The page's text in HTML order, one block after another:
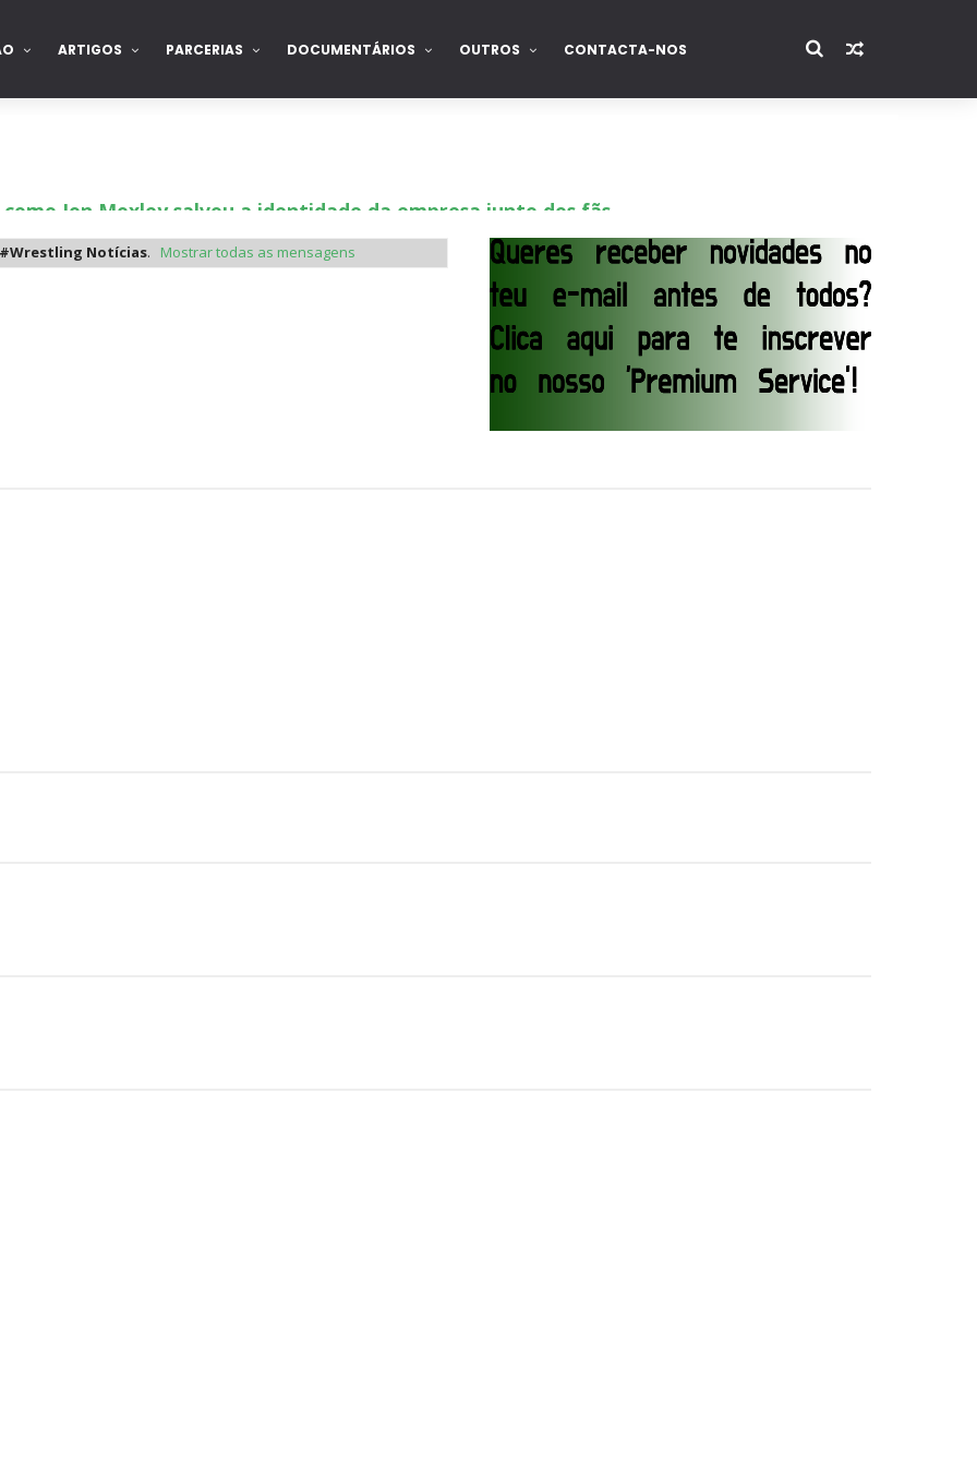
ARTIGOS PARCERIAS DOCUMENTÁRIOS OUTROS CONTACTA-NOS
Jon Moxley salvou a identidade da empresa junto dos fãs
perto de interromper combate de Brie Bella após lesão grave no ombro
All In
no México revelado
propostas após saída da WWE e pondera o próximo passo
por várias semanas
responde a críticas e deixa aviso claro aos lutadores da WWE
Bully Ray critica promo de Big Cass e sugere utilização de frases icónicas
Will Ospreay supera Mark Davis num brutal Street Fight com arame farpado
King, Bandido e Hangman Page conquistam os títulos no Grand Slam Mexico
SLAM MEXICO: Persephone supera Kris Statlander após interferência decisiva de
Jericho, Místico e Darby Allin superam The Don Callis Family no Grand Slam Mexico
#Wrestling Notícias. Mostrar todas as mensagens